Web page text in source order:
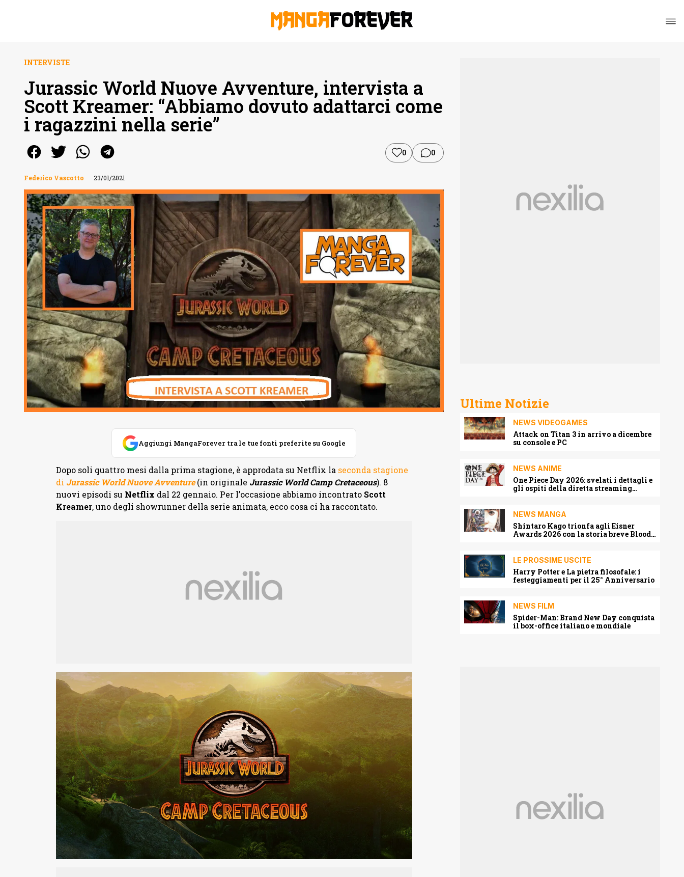
INTERVISTE
Jurassic World Nuove Avventure, intervista a
Scott Kreamer: “Abbiamo dovuto adattarci come
i ragazzini nella serie”
0 0
Federico Vascotto 23/01/2021
Aggiungi MangaForever tra le tue fonti preferite su Google
Dopo soli quattro mesi dalla prima stagione, è approdata su Netflix la seconda stagione
di Jurassic World Nuove Avventure (in originale Jurassic World Camp Cretaceous). 8
nuovi episodi su Netflix dal 22 gennaio. Per l’occasione abbiamo incontrato Scott
Kreamer, uno degli showrunner della serie animata, ecco cosa ci ha raccontato.
Ultime Notizie
NEWS VIDEOGAMES
Attack on Titan 3 in arrivo a dicembre
su console e PC
NEWS ANIME
One Piece Day 2026: svelati i dettagli e
gli ospiti della diretta streaming
NEWS MANGA
Shintaro Kago trionfa agli Eisner
Awards 2026 con la storia breve Blood
LE PROSSIME USCITE
Harry Potter e La pietra filosofale: i
festeggiamenti per il 25° Anniversario
NEWS FILM
Spider-Man: Brand New Day conquista
il box-office italiano e mondiale